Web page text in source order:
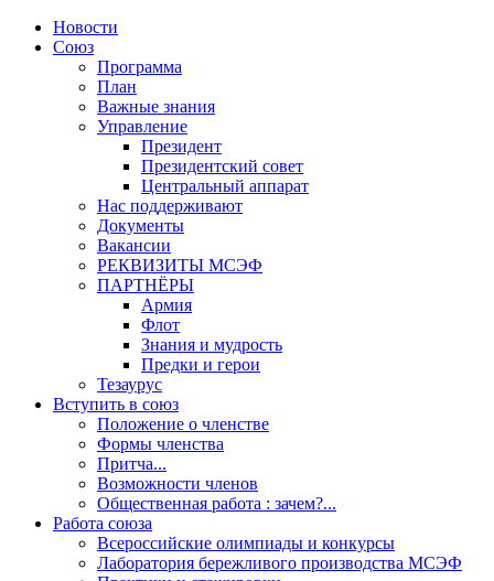
Новости
Союз
Программа
План
Важные знания
Управление
Президент
Президентский совет
Центральный аппарат
Нас поддерживают
Документы
Вакансии
РЕКВИЗИТЫ МСЭФ
ПАРТНЁРЫ
Армия
Флот
Знания и мудрость
Предки и герои
Тезаурус
Вступить в союз
Положение о членстве
Формы членства
Притча...
Возможности членов
Общественная работа : зачем?...
Работа союза
Всероссийские олимпиады и конкурсы
Лаборатория бережливого производства МСЭФ